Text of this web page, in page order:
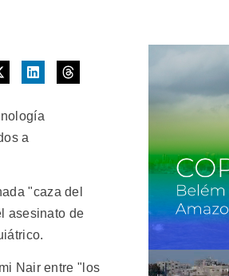
a
"caza del
asesinato de
Nair entre "los